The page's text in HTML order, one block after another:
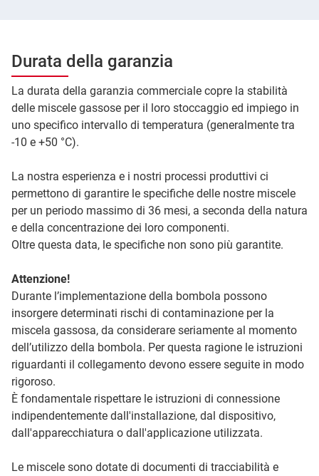
Durata della garanzia
La durata della garanzia commerciale copre la stabilità
delle miscele gassose per il loro stoccaggio ed impiego in
uno specifico intervallo di temperatura (generalmente tra
-10 e +50 °C).
La nostra esperienza e i nostri processi produttivi ci
permettono di garantire le specifiche delle nostre miscele
per un periodo massimo di 36 mesi, a seconda della natura
e della concentrazione dei loro componenti.
Oltre questa data, le specifiche non sono più garantite.
Attenzione!
Durante l’implementazione della bombola possono
insorgere determinati rischi di contaminazione per la
miscela gassosa, da considerare seriamente al momento
dell’utilizzo della bombola. Per questa ragione le istruzioni
riguardanti il collegamento devono essere seguite in modo
rigoroso.
È fondamentale rispettare le istruzioni di connessione
indipendentemente dall'installazione, dal dispositivo,
dall'apparecchiatura o dall'applicazione utilizzata.
Le miscele sono dotate di documenti di tracciabilità e